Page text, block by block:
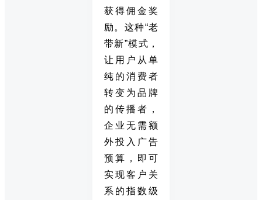
获得佣金奖
励。这种“老
带新”模式，
让用户从单
纯的消费者
转变为品牌
的传播者，
企业无需额
外投入广告
预算，即可
实现客户关
系的指数级